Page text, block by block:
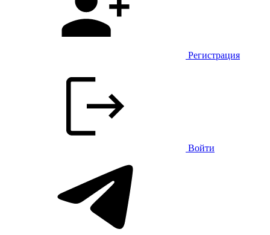
Регистрация
Войти